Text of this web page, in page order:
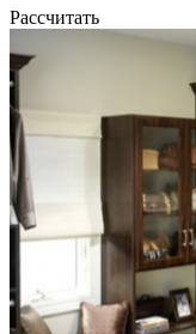
Рассчитать